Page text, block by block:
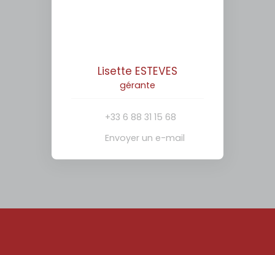
Lisette ESTEVES
gérante
+33 6 88 31 15 68
Envoyer un e-mail